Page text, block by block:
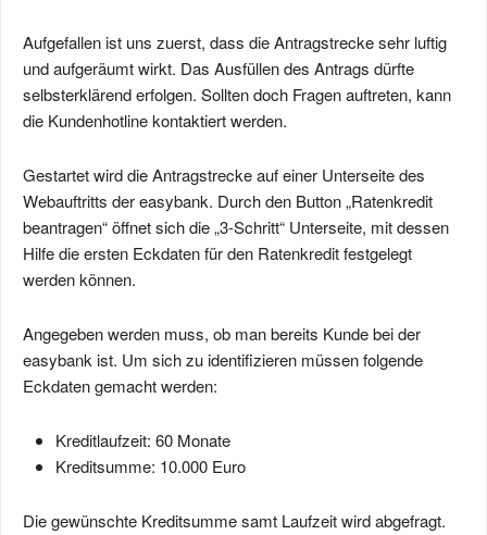
Aufgefallen ist uns zuerst, dass die Antragstrecke sehr luftig
und aufgeräumt wirkt. Das Ausfüllen des Antrags dürfte
selbsterklärend erfolgen. Sollten doch Fragen auftreten, kann
die Kundenhotline kontaktiert werden.
Gestartet wird die Antragstrecke auf einer Unterseite des
Webauftritts der easybank. Durch den Button „Ratenkredit
beantragen“ öffnet sich die „3-Schritt“ Unterseite, mit dessen
Hilfe die ersten Eckdaten für den Ratenkredit festgelegt
werden können.
Angegeben werden muss, ob man bereits Kunde bei der
easybank ist. Um sich zu identifizieren müssen folgende
Eckdaten gemacht werden:
Kreditlaufzeit: 60 Monate
Kreditsumme: 10.000 Euro
Die gewünschte Kreditsumme samt Laufzeit wird abgefragt.